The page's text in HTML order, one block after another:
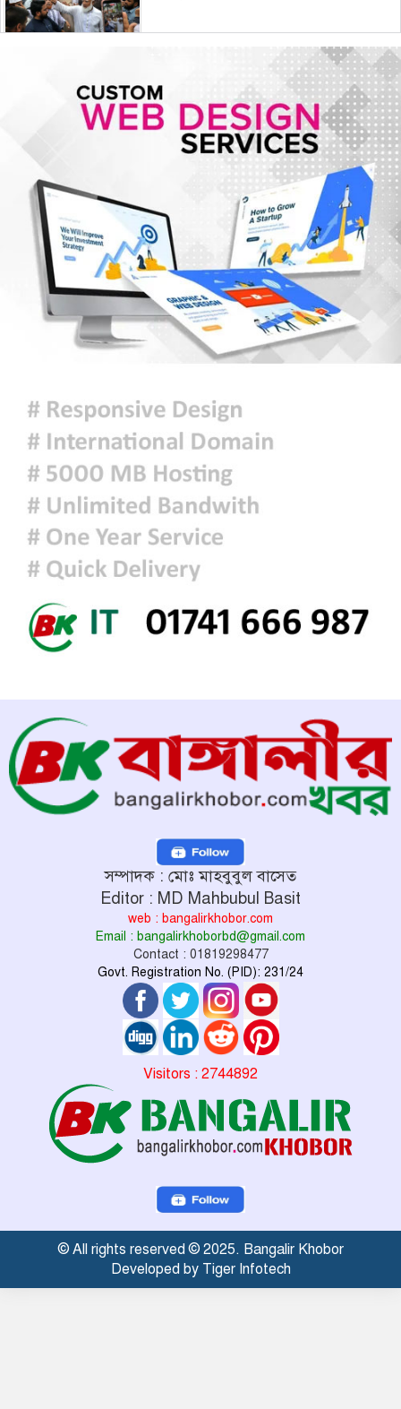
হরমুজে নতুন নৌপথে ওমানের সঙ্গে
জরুরি জ্বালানি সরবরাহ নিশ্চিতে ৮ কার্গো
এলএনজি ও ৫ হাজার টন এলপিজি
কেনার নীতিগত অনুমোদন
নদী দূষণ রোধে সমন্বিত পদক্ষেপ গ্রহণে
অবহেলার কোনো সুযোগ নেই : প্রধানমন্ত্রী
ঢাকা সহ ৭ অঞ্চলে দমকা বা ঝড়ো
হাওয়াসহ বৃষ্টি কিংবা বজ্রসহ বৃষ্টি হতে
আজকের রাশিফল
হাসিনাকে বক্তব্যের সুযোগ দিয়ে জুলাই
শহীদদের অসম্মান করেছে ভারত: রিজভী
সম্পাদক : মোঃ মাহবুবুল বাসেত
Editor : MD Mahbubul Basit
web : bangalirkhobor.com
Email : bangalirkhoborbd@gmail.com
Contact : 01819298477
Govt. Registration No. (PID): 231/24
Visitors : 2744892
© All rights reserved © 2025. Bangalir Khobor
Developed by Tiger Infotech